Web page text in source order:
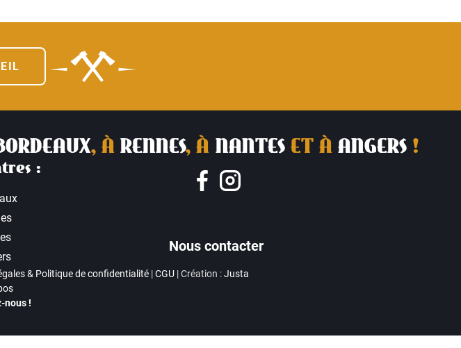
, À RENNES, À NANTES ET À ANGERS !
:
Nous contacter
& Politique de confidentialité|CGU| Création :Justa
nous !